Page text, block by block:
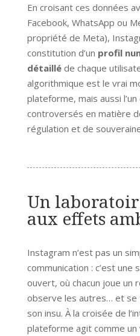
En croisant ces données
Facebook, WhatsApp ou
propriété de Meta),
constitution d’un profil
détailléde chaque
algorithmique est le vrai
plateforme, mais aussi
controversés en matière
régulation et de
Un
aux effets
Instagram n’est pas un
communication : c’est une
ouvert, où chacun joue un
observe les autres… et se
son insu. À la croisée de
plateforme agit comme